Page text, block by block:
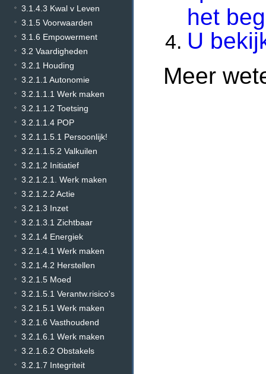
3.1.4.3 Kwal v Leven
3.1.5 Voorwaarden
3.1.6 Empowerment
3.2 Vaardigheden
3.2.1 Houding
3.2.1.1 Autonomie
3.2.1.1.1 Werk maken
3.2.1.1.2 Toetsing
3.2.1.1.4 POP
3.2.1.1.5.1 Persoonlijk!
3.2.1.1.5.2 Valkuilen
3.2.1.2 Initiatief
3.2.1.2.1. Werk maken
3.2.1.2.2 Actie
3.2.1.3 Inzet
3.2.1.3.1 Zichtbaar
3.2.1.4 Energiek
3.2.1.4.1 Werk maken
3.2.1.4.2 Herstellen
3.2.1.5 Moed
3.2.1.5.1 Verantw.risico's
3.2.1.5.1 Werk maken
3.2.1.6 Vasthoudend
3.2.1.6.1 Werk maken
3.2.1.6.2 Obstakels
3.2.1.7 Integriteit
het
U
Meer